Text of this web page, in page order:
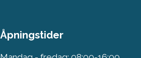
Åpningstider